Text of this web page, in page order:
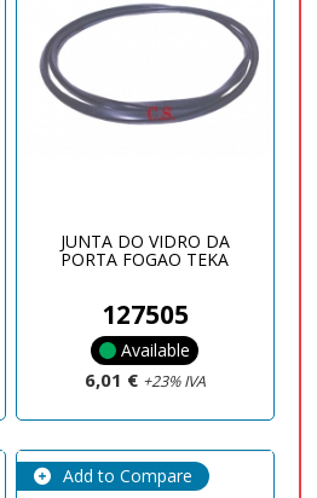
JUNTA DO VIDRO DA
PORTA FOGAO TEKA
127505
Available
6,01 € +23% IVA
Add to Compare